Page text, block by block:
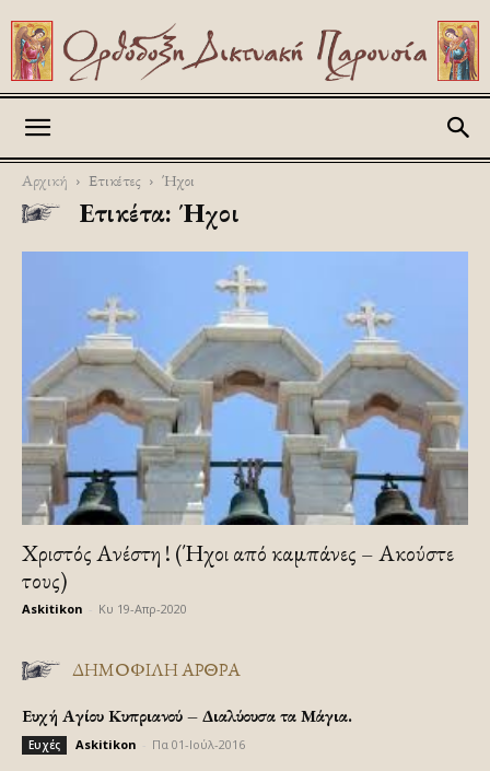
Αρχική Ετικέτες Ήχοι
Ετικέτα: Ήχοι
Χριστός Ανέστη ! (Ήχοι από καμπάνες – Ακούστε
τους)
Askitikon Κυ 19-Απρ-2020
ΔΗΜΟΦΙΛΗ ΑΡΘΡΑ
Ευχή Αγίου Κυπριανού – Διαλύουσα τα Μάγια.
Ευχές Askitikon Πα 01-Ιούλ-2016